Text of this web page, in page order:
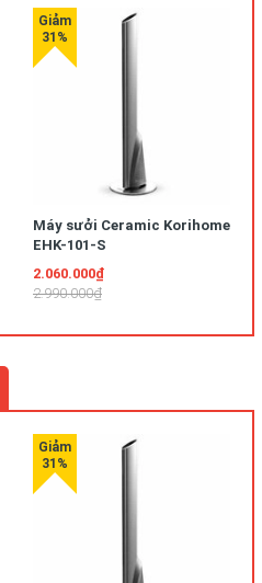
Máy sưởi Ceramic Korihome
EHK-101-S
2.060.000₫
2.990.000₫